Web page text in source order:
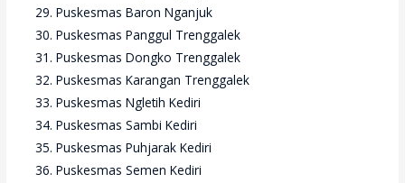
Puskesmas Baron Nganjuk
Puskesmas Panggul Trenggalek
Puskesmas Dongko Trenggalek
Puskesmas Karangan Trenggalek
Puskesmas Ngletih Kediri
Puskesmas Sambi Kediri
Puskesmas Puhjarak Kediri
Puskesmas Semen Kediri